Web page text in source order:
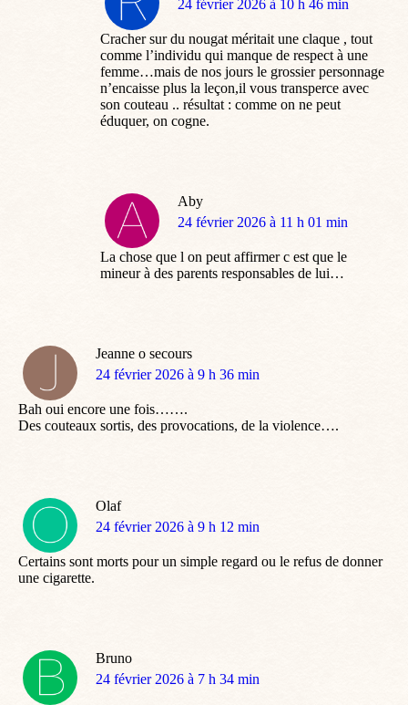
dit
24 février 2026 à 10 h 46 min
Cracher sur du nougat méritait une claque , tout
comme l’individu qui manque de respect à une
femme…mais de nos jours le grossier personnage
n’encaisse plus la leçon,il vous transperce avec
son couteau .. résultat : comme on ne peut
éduquer, on cogne.
Aby
dit
24 février 2026 à 11 h 01 min
La chose que l on peut affirmer c est que le
mineur à des parents responsables de lui…
Jeanne o secours
dit
24 février 2026 à 9 h 36 min
Bah oui encore une fois…….
Des couteaux sortis, des provocations, de la violence….
Olaf
dit
24 février 2026 à 9 h 12 min
Certains sont morts pour un simple regard ou le refus de donner
une cigarette.
Bruno
dit
24 février 2026 à 7 h 34 min